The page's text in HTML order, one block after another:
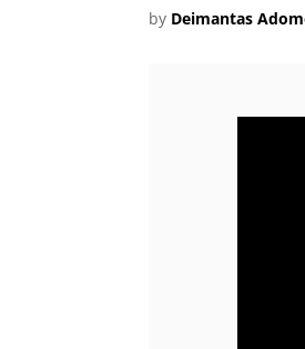
by Deimantas